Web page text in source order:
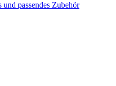
und passendes Zubehör